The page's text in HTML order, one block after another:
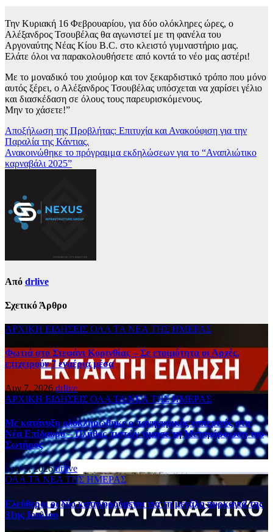
Την Κυριακή 16 Φεβρουαρίου, για δύο ολόκληρες ώρες, ο
Αλέξανδρος Τσουβέλας θα αγωνιστεί με τη φανέλα του
Αργοναύτης Νέας Κίου B.C. στο κλειστό γυμναστήριο μας.
Ελάτε όλοι να παρακολουθήσετε από κοντά το νέο μας αστέρι!
Με το μοναδικό του χιούμορ και τον ξεκαρδιστικό τρόπο που μόνο
αυτός ξέρει, ο Αλέξανδρος Τσουβέλας υπόσχεται να χαρίσει γέλιο
και διασκέδαση σε όλους τους παρευρισκόμενους.
Μην το χάσετε!”
Πλοήγηση
άρθρων
Αποξήλωση της Προβλήτας: Επιτυχία και Ανακούφιση για την
Παραλία της Κάντιας.
Ανακοινώθηκε το πρόγραμμα εκδηλώσεων για το “Αναπλιώτικο
καρναβάλι 2025”
Από drlive
Σχετικό Άρθρο
ΑΡΧΙΚΗ ΕΙΔΗΣΕΙΣ ΟΛΑ ΤΑ ΝΕΑ ΤΗΣ ΗΜΕΡΑΣ
Φωτιά στο Στεφάνι Κορινθίας – Σε ετοιμότητα οι Αρχές,
επιχειρούν 7 εναέρια μέσα
Αυγ 7, 2026drlive
ΑΡΧΙΚΗ ΕΙΔΗΣΕΙΣ ΟΛΑ ΤΑ ΝΕΑ ΤΗΣ ΗΜΕΡΑΣ
Με κατάνυξη ολοκληρώθηκε ο πανηγυρικός εσπερινός στη
Νέα Επίδαυρο – Πλήθος πιστών τίμησε τη Μεταμόρφωση του
Σωτήρος
Αυγ 5, 2026drlive
ΟΛΑ ΤΑ ΝΕΑ ΤΗΣ ΗΜΕΡΑΣ
Ελεύθεροι οι δύο κατηγορούμενοι για τη μεγάλη πυρκαγιά της
31ης Ιουλίου